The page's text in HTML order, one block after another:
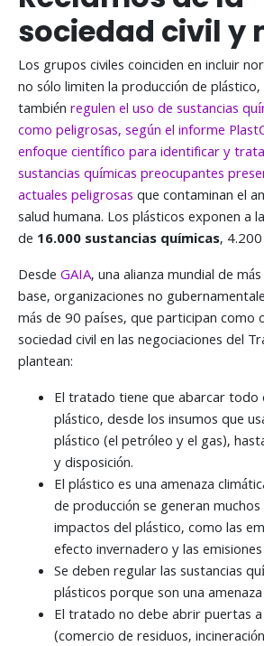
sociedad civil y
Los grupos civiles coinciden en incluir
no sólo limiten la producción de
tambiénregulen el uso de sustancias
como peligrosas, según elinforme
enfoque científico para identificar y
sustancias químicas preocupantes
actuales peligrosasque contaminan el
salud humana. Los plásticos exponen a
de 16.000 sustancias químicas,
DesdeGAIA, una alianza mundial de
base, organizaciones no
más de 90 países, que participan como
sociedad civil en las negociaciones del
plantean:
El tratado tiene que abarcar todo
plástico, desde los insumos que
plástico (el petróleo y el gas),
y disposición.
El plástico es una amenaza
de producción se generan
impactos del plástico, como las
efecto invernadero y las
Se deben regular las sustancias
plásticos porque son una
El tratado no debe abrir puertas
(comercio de residuos,